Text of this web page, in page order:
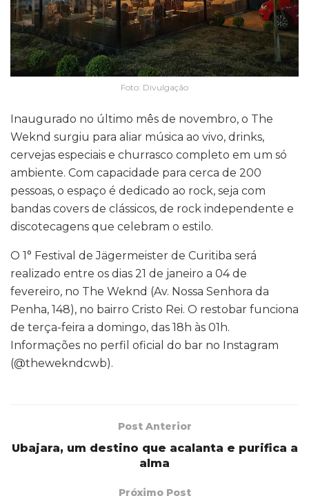
Foto: Divulgação
Inaugurado no último mês de novembro, o The
Weknd surgiu para aliar música ao vivo, drinks,
cervejas especiais e churrasco completo em um só
ambiente. Com capacidade para cerca de 200
pessoas, o espaço é dedicado ao rock, seja com
bandas covers de clássicos, de rock independente e
discotecagens que celebram o estilo.
O 1° Festival de Jägermeister de Curitiba será
realizado entre os dias 21 de janeiro a 04 de
fevereiro, no The Weknd (Av. Nossa Senhora da
Penha, 148), no bairro Cristo Rei. O restobar funciona
de terça-feira a domingo, das 18h às 01h.
Informações no perfil oficial do bar no Instagram
(@thewekndcwb).
Post Anterior
Ubajara, um destino que acalanta e purifica a
alma
Próximo Post